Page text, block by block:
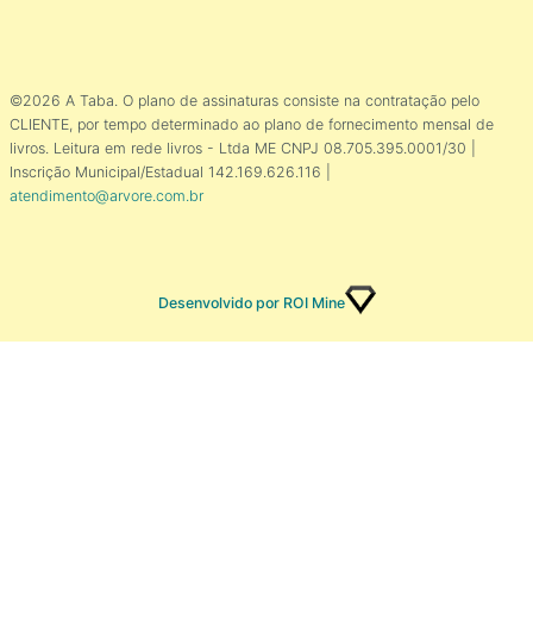
©2026 A Taba. O plano de assinaturas consiste na contratação pelo
CLIENTE, por tempo determinado ao plano de fornecimento mensal de
livros. Leitura em rede livros - Ltda ME CNPJ 08.705.395.0001/30 |
Inscrição Municipal/Estadual 142.169.626.116 |
atendimento@arvore.com.br
Desenvolvido por ROI Mine